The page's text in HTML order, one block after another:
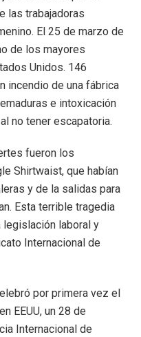
las trabajadoras
El 25 de marzo de
de los mayores
Unidos. 146
incendio de una fábrica
e intoxicación
no tener escapatoria.
fueron los
Shirtwaist, que habían
y de la salidas para
Esta terrible tragedia
laboral y
Internacional de
por primera vez el
EEUU, un 28 de
Internacional de